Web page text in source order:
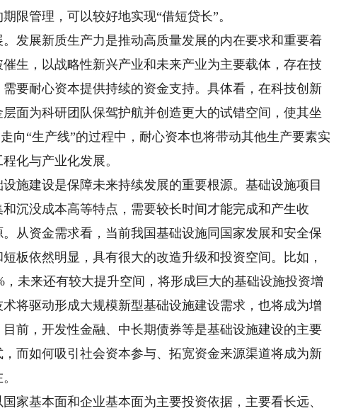
限管理，可以较好地实现“借短贷长”。
展新质生产力是推动高质量发展的内在要求和重要着
生，以战略性新兴产业和未来产业为主要载体，存在技
要耐心资本提供持续的资金支持。具体看，在科技创新
面为科研团队保驾护航并创造更大的试错空间，使其坐
向“生产线”的过程中，耐心资本也将带动其他生产要素实
化与产业化发展。
建设是保障未来持续发展的重要根源。基础设施项目
沉没成本高等特点，需要较长时间才能完成和产生收
从资金需求看，当前我国基础设施同国家发展和安全保
板依然明显，具有很大的改造升级和投资空间。比如，
，未来还有较大提升空间，将形成巨大的基础设施投资增
将驱动形成大规模新型基础设施建设需求，也将成为增
前，开发性金融、中长期债券等是基础设施建设的主要
而如何吸引社会资本参与、拓宽资金来源渠道将成为新
基本面和企业基本面为主要投资依据，主要看长远、